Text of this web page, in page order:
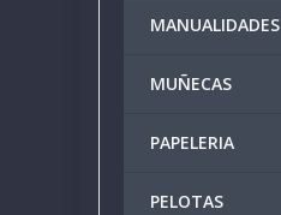
MANUALIDADES
MUÑECAS
PAPELERIA
PELOTAS